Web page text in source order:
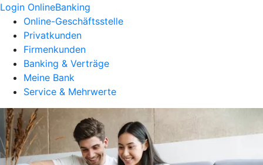
Login OnlineBanking
Online-Geschäftsstelle
Privatkunden
Firmenkunden
Banking & Verträge
Meine Bank
Service & Mehrwerte